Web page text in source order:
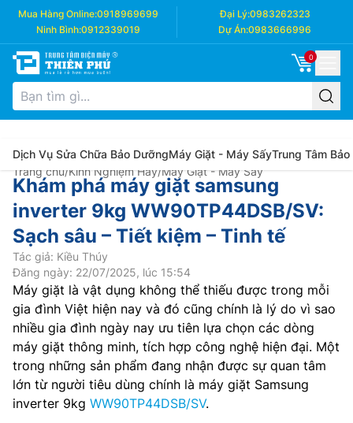
Mua Hàng Online:0918969699 Đại Lý:0983262323
Ninh Bình:0912339019 Dự Án:0983666996
0
Dịch Vụ Sửa Chữa Bảo DưỡngMáy Giặt - Máy SấyTrung Tâm Bảo
Trang chủ/Kinh Nghiệm Hay/Máy Giặt - Máy Sấy
Khám phá máy giặt samsung
inverter 9kg WW90TP44DSB/SV:
Sạch sâu – Tiết kiệm – Tinh tế
Tác giả: Kiều Thúy
Đăng ngày: 22/07/2025, lúc 15:54
Máy giặt là vật dụng không thể thiếu được trong mỗi
gia đình Việt hiện nay và đó cũng chính là lý do vì sao
nhiều gia đình ngày nay ưu tiên lựa chọn các dòng
máy giặt thông minh, tích hợp công nghệ hiện đại. Một
trong những sản phẩm đang nhận được sự quan tâm
lớn từ người tiêu dùng chính là máy giặt Samsung
inverter 9kg WW90TP44DSB/SV.